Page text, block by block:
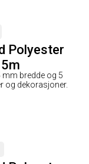
Polyester
mm bredde og 5
og dekorasjoner.